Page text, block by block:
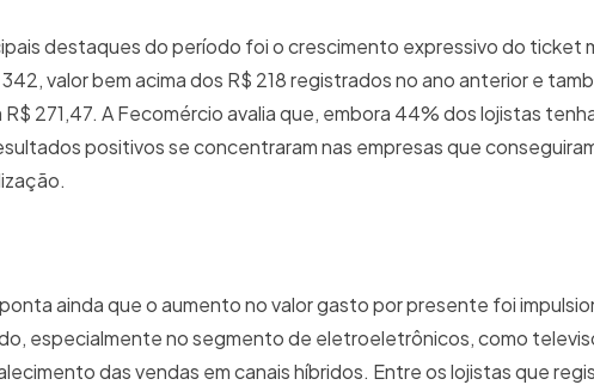
destaques do período foi o crescimento expressivo do ticket
valor bem acima dos R$ 218 registrados no ano anterior e
R$ 271,47. A Fecomércio avalia que, embora 44% dos lojistas
positivos se concentraram nas empresas que
ainda que o aumento no valor gasto por presente foi
especialmente no segmento de eletroeletrônicos, como
das vendas em canais híbridos. Entre os lojistas que